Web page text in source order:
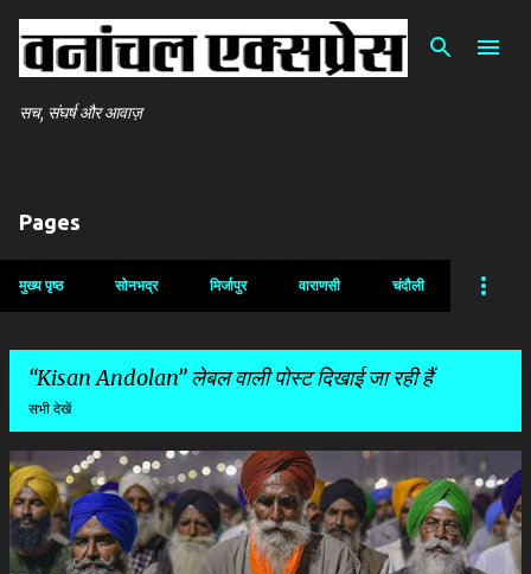
सीधे मुख्य सामग्री पर जाएं
सच, संघर्ष और आवाज़
Pages
मुख्य पृष्ठ सोनभद्र मिर्जापुर वाराणसी चंदौली
Kisan Andolan लेबल वाली पोस्ट दिखाई जा रही हैं
सभी देखें
सं
दे
श